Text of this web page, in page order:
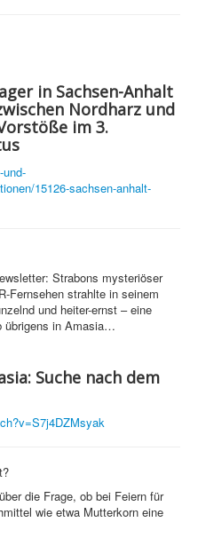
in Sachsen-Anhalt
Nordharz und
im 3.
15126-sachsen-anhalt-
Strabons mysteriöser
Fernsehen strahlte in seinem
und heiter-ernst – eine
übrigens in Amasia…
Suche nach dem
die Frage, ob bei Feiern für
wie etwa Mutterkorn eine